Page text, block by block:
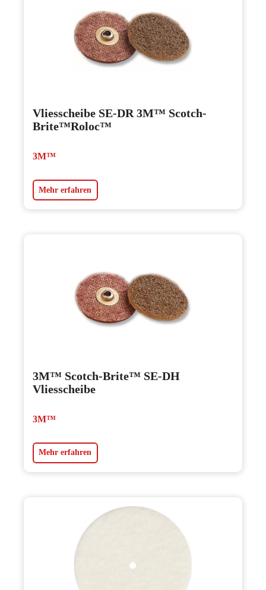
Vliesscheibe SE-DR 3M™ Scotch-
Brite™Roloc™
3M™
Mehr erfahren
3M™ Scotch-Brite™ SE-DH
Vliesscheibe
3M™
Mehr erfahren